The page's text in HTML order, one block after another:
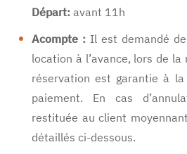
Départ: avant 11h
Acompte : Il est demandé
location à l’avance, lors de
réservation est garantie à
paiement. En cas
restituée au client
détaillés ci-dessous.